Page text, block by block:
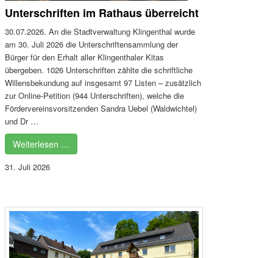
Unterschriften im Rathaus überreicht
30.07.2026. An die Stadtverwaltung Klingenthal wurde
am 30. Juli 2026 die Unterschriftensammlung der
Bürger für den Erhalt aller Klingenthaler Kitas
übergeben. 1026 Unterschriften zählte die schriftliche
Willensbekundung auf insgesamt 97 Listen – zusätzlich
zur Online-Petition (944 Unterschriften), welche die
Fördervereinsvorsitzenden Sandra Uebel (Waldwichtel)
und Dr …
Weiterlesen …
31. Juli 2026